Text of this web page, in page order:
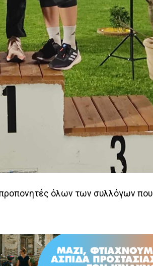
προπονητές όλων των συλλόγων που